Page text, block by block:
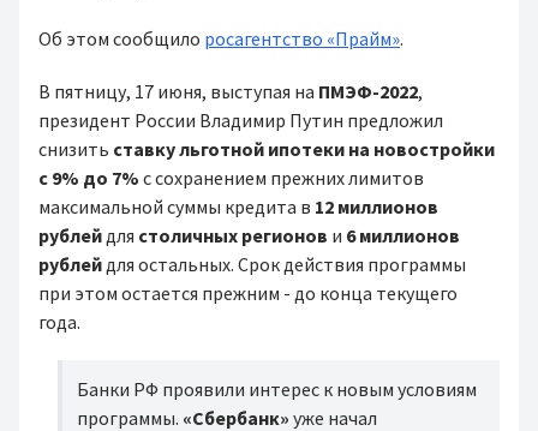
Об этом сообщило росагентство «Прайм».
В пятницу, 17 июня, выступая на ПМЭФ-2022,
президент России Владимир Путин предложил
снизить ставку льготной ипотеки на новостройки
с 9% до 7% с сохранением прежних лимитов
максимальной суммы кредита в 12 миллионов
рублейдля столичных регионов и 6 миллионов
рублейдля остальных. Срок действия программы
при этом остается прежним - до конца текущего
года.
Банки РФ проявили интерес к новым условиям
программы. «Сбербанк» уже начал